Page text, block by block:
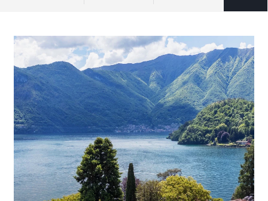
- Parco Costiero della Sterpaia (34 km) und
Rimigliano (50 km) mit kristallklarem Wasser und
unberührter Natur.